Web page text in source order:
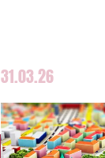
31.03.26